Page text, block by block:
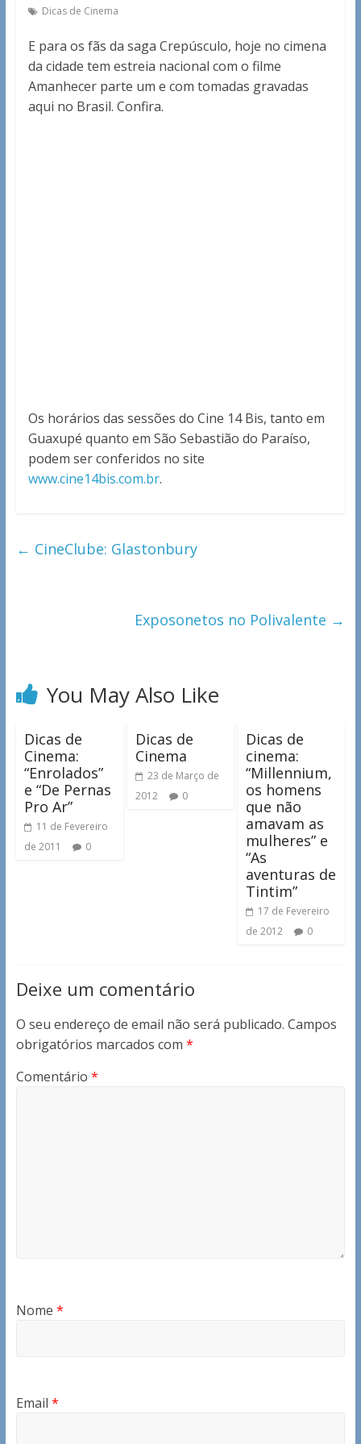
Dicas de Cinema
E para os fãs da saga Crepúsculo, hoje no cimena
da cidade tem estreia nacional com o filme
Amanhecer parte um e com tomadas gravadas
aqui no Brasil. Confira.
Os horários das sessões do Cine 14 Bis, tanto em
Guaxupé quanto em São Sebastião do Paraíso,
podem ser conferidos no site
www.cine14bis.com.br.
← CineClube: Glastonbury
Exposonetos no Polivalente →
You May Also Like
Dicas de
Cinema:
“Enrolados”
e “De Pernas
Pro Ar”
11 de Fevereiro
de 2011
0
Dicas de
Cinema
23 de Março de
2012
0
Dicas de
cinema:
“Millennium,
os homens
que não
amavam as
mulheres” e
“As
aventuras de
Tintim”
17 de Fevereiro
de 2012
0
Deixe um comentário
O seu endereço de email não será publicado. Campos
obrigatórios marcados com *
Comentário *
Nome *
Email *